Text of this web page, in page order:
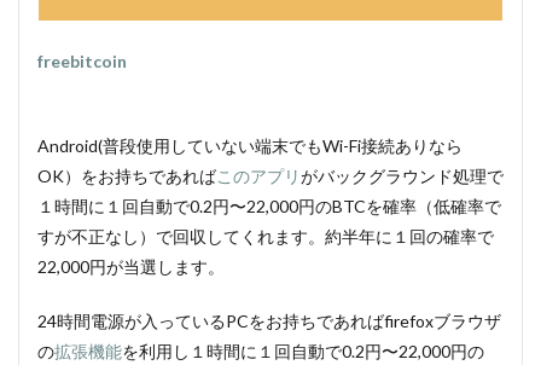
freebitcoin
Android(普段使用していない端末でもWi-Fi接続ありなら
OK）をお持ちであればこのアプリがバックグラウンド処理で
１時間に１回自動で0.2円〜22,000円のBTCを確率（低確率で
すが不正なし）で回収してくれます。約半年に１回の確率で
22,000円が当選します。
24時間電源が入っているPCをお持ちであればfirefoxブラウザ
の拡張機能を利用し１時間に１回自動で0.2円〜22,000円の